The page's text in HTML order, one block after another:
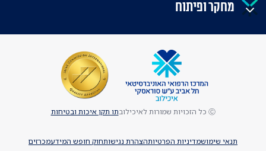
מחקר ופיתוח
תנאי שימושמדיניות הפרטיותהצהרת נגישותחוק חופש המידעמכרזים
Ⓒ כל הזכויות שמורות לאיכילוב תו תקן איכות ובטיחות